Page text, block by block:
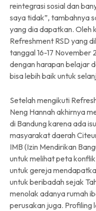
reintegrasi sosial dan
saya tidak”, tambahnya
yang dia dapatkan. Oleh
Refreshment RSD yang
tanggal 16-17 November
dengan harapan belajar
bisa lebih baik untuk
Setelah mengikuti
Neng Hannah akhirnya
di Bandung karena ada
masyarakat daerah
IMB (Izin Mendirikan
untuk melihat peta
untuk gereja
untuk beribadah sejak
menolak adanya rumah
perusakan juga. Profiling